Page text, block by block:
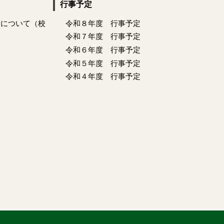
ついて（校
行事予定
令和８年度 行事予定
令和７年度 行事予定
令和６年度 行事予定
令和５年度 行事予定
令和４年度 行事予定